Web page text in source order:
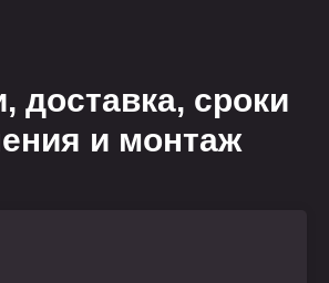
доставка, сроки
и монтаж